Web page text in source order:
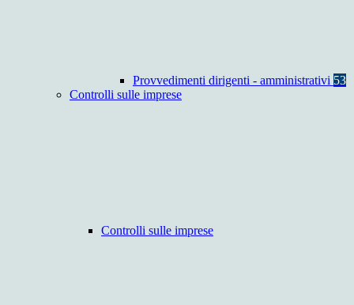
Provvedimenti dirigenti - amministrativi 53
Controlli sulle imprese
Controlli sulle imprese